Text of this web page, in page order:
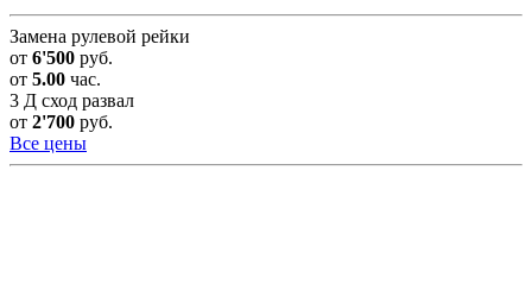
Замена рулевой рейки
от 6'500 руб.
от 5.00 час.
3 Д сход развал
от 2'700 руб.
Все цены